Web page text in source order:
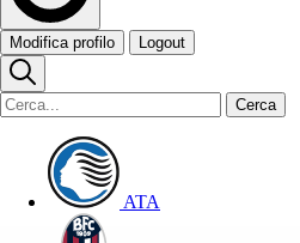
Modifica profilo Logout
Cerca
ATA